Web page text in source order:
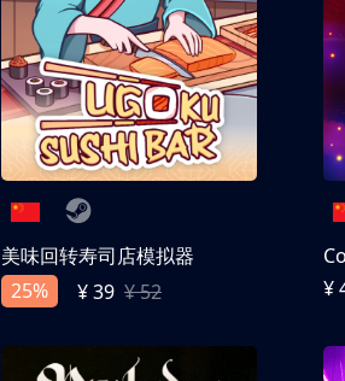
美味回转寿司店模拟器
25%
¥ 39 ¥ 52
¥